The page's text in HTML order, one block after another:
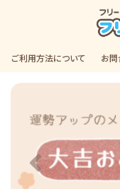
ご利用方法について お